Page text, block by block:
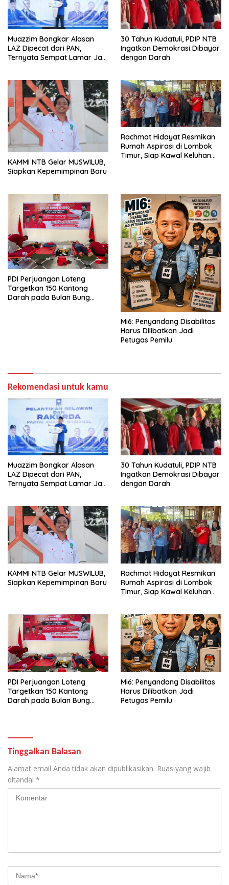
Muazzim Bongkar Alasan
LAZ Dipecat dari PAN,
Ternyata Sempat Lamar Jadi
30 Tahun Kudatuli, PDIP NTB
Ingatkan Demokrasi Dibayar
dengan Darah
KAMMI NTB Gelar MUSWILUB,
Siapkan Kepemimpinan Baru
Rachmat Hidayat Resmikan
Rumah Aspirasi di Lombok
Timur, Siap Kawal Keluhan
PDI Perjuangan Loteng
Targetkan 150 Kantong
Darah pada Bulan Bung
Mi6: Penyandang Disabilitas
Harus Dilibatkan Jadi
Petugas Pemilu
Rekomendasi untuk kamu
Muazzim Bongkar Alasan
LAZ Dipecat dari PAN,
Ternyata Sempat Lamar Jadi
30 Tahun Kudatuli, PDIP NTB
Ingatkan Demokrasi Dibayar
dengan Darah
KAMMI NTB Gelar MUSWILUB,
Siapkan Kepemimpinan Baru
Rachmat Hidayat Resmikan
Rumah Aspirasi di Lombok
Timur, Siap Kawal Keluhan
PDI Perjuangan Loteng
Targetkan 150 Kantong
Darah pada Bulan Bung
Mi6: Penyandang Disabilitas
Harus Dilibatkan Jadi
Petugas Pemilu
Tinggalkan Balasan
Alamat email Anda tidak akan dipublikasikan. Ruas yang wajib
ditandai *